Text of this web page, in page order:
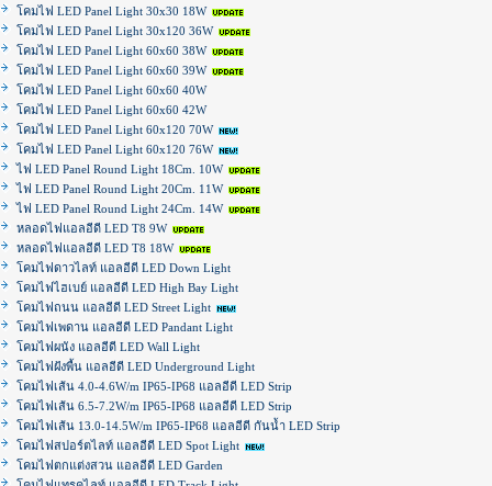
โคมไฟ LED Panel Light 30x30 18W
โคมไฟ LED Panel Light 30x120 36W
โคมไฟ LED Panel Light 60x60 38W
โคมไฟ LED Panel Light 60x60 39W
โคมไฟ LED Panel Light 60x60 40W
โคมไฟ LED Panel Light 60x60 42W
โคมไฟ LED Panel Light 60x120 70W
โคมไฟ LED Panel Light 60x120 76W
ไฟ LED Panel Round Light 18Cm. 10W
ไฟ LED Panel Round Light 20Cm. 11W
ไฟ LED Panel Round Light 24Cm. 14W
หลอดไฟแอลอีดี LED T8 9W
หลอดไฟแอลอีดี LED T8 18W
โคมไฟดาวไลท์ แอลอีดี LED Down Light
โคมไฟไฮเบย์ แอลอีดี LED High Bay Light
โคมไฟถนน แอลอีดี LED Street Light
โคมไฟเพดาน แอลอีดี LED Pandant Light
โคมไฟผนัง แอลอีดี LED Wall Light
โคมไฟฝ้งพื้น แอลอีดี LED Underground Light
โคมไฟเส้น 4.0-4.6W/m IP65-IP68 แอลอีดี LED Strip
โคมไฟเส้น 6.5-7.2W/m IP65-IP68 แอลอีดี LED Strip
โคมไฟเส้น 13.0-14.5W/m IP65-IP68 แอลอีดี กันน้ำ LED Strip
โคมไฟสปอร์ตไลท์ แอลอีดี LED Spot Light
โคมไฟตกแต่งสวน แอลอีดี LED Garden